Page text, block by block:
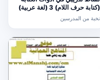
(كتابة حرف اللام) 3 (لغة عربية)
نخبة من المدرسين